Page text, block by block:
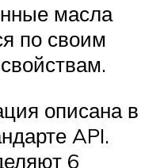
масла
по своим
описана в
API.
6